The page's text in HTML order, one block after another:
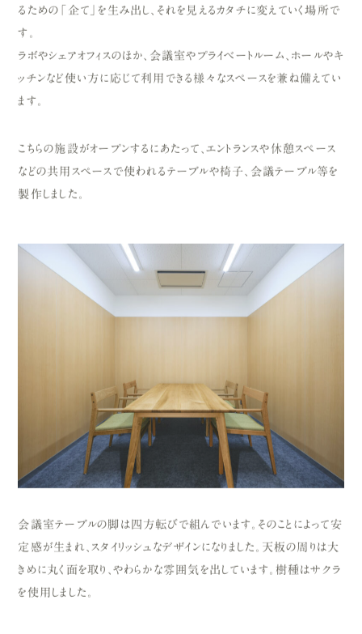
るための「企て」を生み出し、それを見えるカタチに変えていく場所で
す。
ラボやシェアオフィスのほか、会議室やプライベートルーム、ホールやキ
ッチンなど使い方に応じて利用できる様々なスペースを兼ね備えてい
ます。
こちらの施設がオープンするにあたって、エントランスや休憩スペース
などの共用スペースで使われるテーブルや椅子、会議テーブル等を
製作しました。
会議室テーブルの脚は四方転びで組んでいます。そのことによって安
定感が生まれ、スタイリッシュなデザインになりました。天板の周りは大
きめに丸く面を取り、やわらかな雰囲気を出しています。樹種はサクラ
を使用しました。